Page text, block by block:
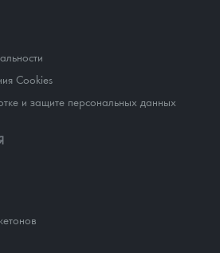
Cookies
и защите персональных данных